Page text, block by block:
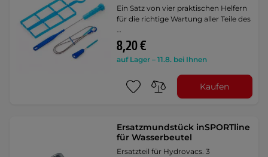
Ein Satz von vier praktischen Helfern
für die richtige Wartung aller Teile des
…
8,20 €
auf Lager – 11.8. bei Ihnen
Kaufen
Ersatzmundstück inSPORTline
für Wasserbeutel
Ersatzteil für Hydrovacs. 3